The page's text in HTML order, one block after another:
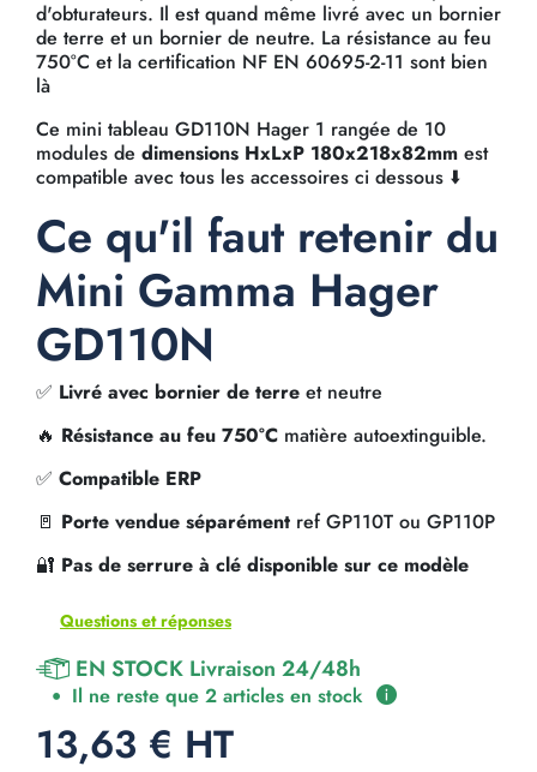
d'obturateurs. Il est quand même livré avec un bornier
de terre et un bornier de neutre. La résistance au feu
750°C et la certification NF EN 60695-2-11 sont bien
là
Ce mini tableau GD110N Hager 1 rangée de 10
modules de dimensions HxLxP 180x218x82mm est
compatible avec tous les accessoires ci dessous ⬇️
Ce qu'il faut retenir du
Mini Gamma Hager
GD110N
✅ Livré avec bornier de terre et neutre
🔥 Résistance au feu 750°C matière autoextinguible.
✅ Compatible ERP
🚪 Porte vendue séparément ref GP110T ou GP110P
🔐 Pas de serrure à clé disponible sur ce modèle
Questions et réponses
EN STOCK Livraison 24/48h
Il ne reste que 2 articles en stock
13,63 € HT